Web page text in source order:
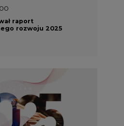
raport
rozwoju 2025